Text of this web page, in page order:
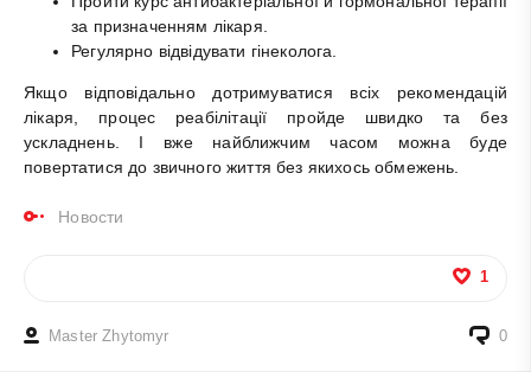
за призначенням лікаря.
Регулярно відвідувати гінеколога.
Якщо відповідально дотримуватися всіх рекомендацій
лікаря, процес реабілітації пройде швидко та без
ускладнень. І вже найближчим часом можна буде
повертатися до звичного життя без якихось обмежень.
Новости
1
Master Zhytomyr 0